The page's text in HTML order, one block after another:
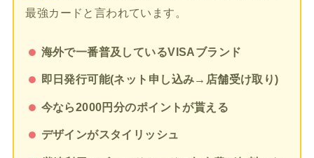
最強カードと言われています。
海外で一番普及しているVISAブランド
即日発行可能(ネット申し込み→店舗受け取り)
今なら2000円分のポイントが貰える
デザインがスタイリッシュ